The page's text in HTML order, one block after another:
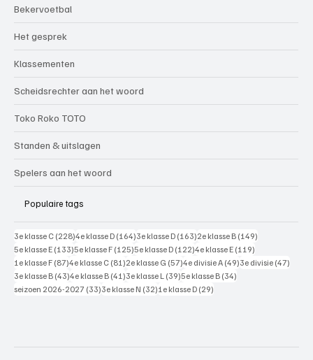
Bekervoetbal
Het gesprek
Klassementen
Scheidsrechter aan het woord
Toko Roko TOTO
Standen & uitslagen
Spelers aan het woord
Populaire tags
3e klasse C (228)228 posts
4e klasse D (164)164 posts
3e klasse D (163)163 posts
2e klasse B (149)
5e klasse E (133)133 posts
5e klasse F (125)125 posts
5e klasse D (122)122 posts
4e klasse E (119)
1e klasse F (87)87 posts
4e klasse C (81)81 posts
2e klasse G (57)57 posts
4e divisie A (49)49 posts
3e divisie (47)
3e klasse B (43)43 posts
4e klasse B (41)41 posts
3e klasse L (39)39 posts
5e klasse B (34)
seizoen 2026-2027 (33)33 posts
3e klasse N (32)32 posts
1e klasse D (29)